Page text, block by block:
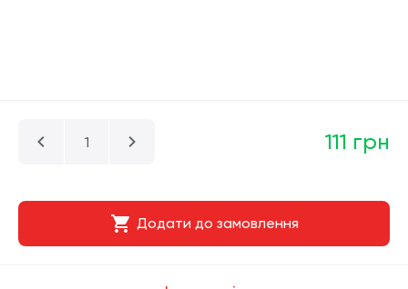
111 грн
Додати до замовлення